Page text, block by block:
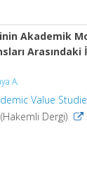
Akademik
A.
Value
Dergi)